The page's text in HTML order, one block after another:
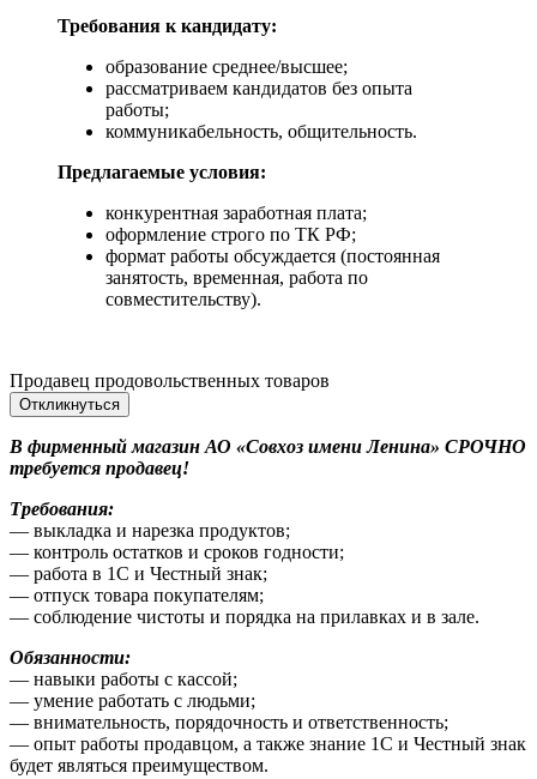
Требования к кандидату:
образование среднее/высшее;
рассматриваем кандидатов без опыта
работы;
коммуникабельность, общительность.
Предлагаемые условия:
конкурентная заработная плата;
оформление строго по ТК РФ;
формат работы обсуждается (постоянная
занятость, временная, работа по
совместительству).
Продавец продовольственных товаров
Откликнуться
В фирменный магазин АО «Совхоз имени Ленина» СРОЧНО
требуется продавец!
Требования:
— выкладка и нарезка продуктов;
— контроль остатков и сроков годности;
— работа в 1С и Честный знак;
— отпуск товара покупателям;
— соблюдение чистоты и порядка на прилавках и в зале.
Обязанности:
— навыки работы с кассой;
— умение работать с людьми;
— внимательность, порядочность и ответственность;
— опыт работы продавцом, а также знание 1С и Честный знак
будет являться преимуществом.